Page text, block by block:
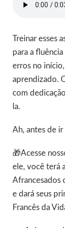
Treinar esses
para a
erros no
aprendizado.
com
la.
Ah, antes de
🎁Acesse
ele, você terá
Afrancesados
e dará seus
Francês da